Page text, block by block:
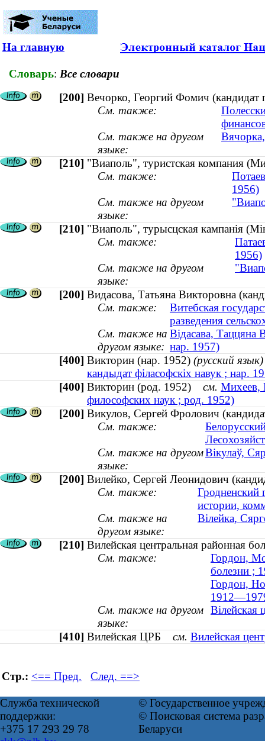
На главную
Словарь: Все словари
[200] Вечорко, Георгий Фомич (кандидат
См. также:
См. также на другом
языке:
[210] "Виаполь", туристская компания
См. также:
1956)
См. также на другом
языке:
[210] "Виаполь", турысцская кампанія
См. также:
1956)
См. также на другом
языке:
[200] Видасова, Татьяна Викторовна
См. также:
Витебская
разведения
См. также на
другом языке:
Відасава, Таццяна
нар. 1957)
[400] Викторин (нар. 1952) (русский язык)
кандыдат філасофскіх навук ; нар.
[400] Викторин (род. 1952) см. Михеев,
философских наук ; род. 1952)
[200] Викулов, Сергей Фролович
См. также:
См. также на другом
языке:
Вікулаў,
[200] Вилейко, Сергей Леонидович
См. также:
Гродненский
истории,
См. также на
другом языке:
Вілейка,
[210] Вилейская центральная районная
См. также:
Гордон,
болезни ;
Гордон,
См. также на другом
языке:
Вілейская
[410] Вилейская ЦРБ см. Вилейская
Стр.: <== Пред. След. ==>
Служба технической
поддержки:
+375 17 293 29 78
© Государственное
© Поисковая система
Беларуси